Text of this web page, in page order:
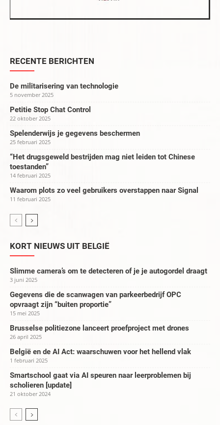
RECENTE BERICHTEN
De militarisering van technologie
5 november 2025
Petitie Stop Chat Control
22 oktober 2025
Spelenderwijs je gegevens beschermen
25 februari 2025
“Het drugsgeweld bestrijden mag niet leiden tot Chinese
toestanden”
14 februari 2025
Waarom plots zo veel gebruikers overstappen naar Signal
11 februari 2025
KORT NIEUWS UIT BELGIË
Slimme camera’s om te detecteren of je je autogordel draagt
3 juni 2025
Gegevens die de scanwagen van parkeerbedrijf OPC
opvraagt zijn “buiten proportie”
15 mei 2025
Brusselse politiezone lanceert proefproject met drones
26 april 2025
België en de AI Act: waarschuwen voor het hellend vlak
1 februari 2025
Smartschool gaat via AI speuren naar leerproblemen bij
scholieren [update]
21 oktober 2024